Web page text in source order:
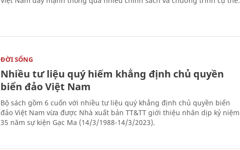
ĐỜI SỐNG
Nhiều tư liệu quý hiếm khẳng định chủ quyền
biển đảo Việt Nam
Bộ sách gồm 6 cuốn với nhiều tư liệu quý khẳng định chủ quyền biển
đảo Việt Nam vừa được Nhà xuất bản TT&TT giới thiệu nhân dịp kỷ niệm
35 năm sự kiện Gạc Ma (14/3/1988-14/3/2023).